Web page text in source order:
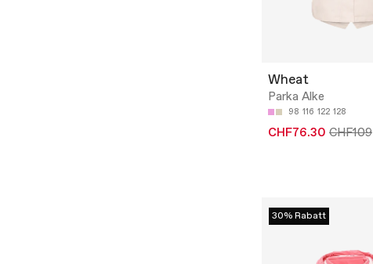
Wheat
Parka Alke
98 116 122 128
CHF76.30 CHF109
30% Rabatt